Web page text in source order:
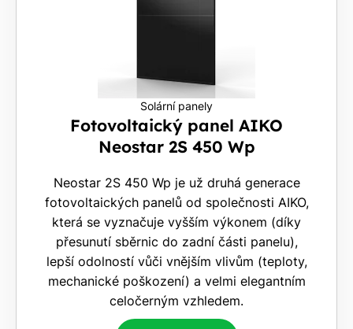
Solární panely
Fotovoltaický panel AIKO
Neostar 2S 450 Wp
Neostar 2S 450 Wp je už druhá generace
fotovoltaických panelů od společnosti AIKO,
která se vyznačuje vyšším výkonem (díky
přesunutí sběrnic do zadní části panelu),
lepší odolností vůči vnějším vlivům (teploty,
mechanické poškození) a velmi elegantním
celočerným vzhledem.